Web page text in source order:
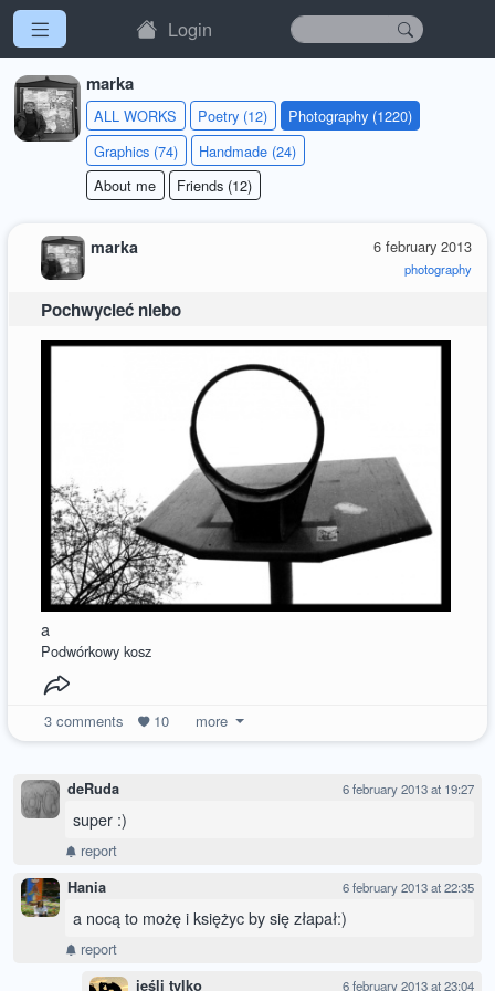
Login
marka
ALL WORKS Poetry (12)
Photography (1220)
Graphics (74)
Handmade (24)
About me
Friends (12)
6 february 2013
photography
marka
Pochwycieć niebo
a
Podwórkowy kosz
3comments 10 more
deRuda 6 february 2013 at 19:27
super :)
report
Hania 6 february 2013 at 22:35
a nocą to możę i księżyc by się złapał:)
report
jeśli tylko 6 february 2013 at 23:04